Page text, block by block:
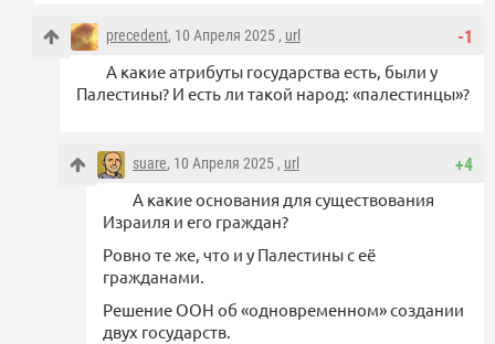
-1
precedent, 10 Апреля 2025 , url
А какие атрибуты государства есть, были у
Палестины? И есть ли такой народ: «палестинцы»?
+4
suare, 10 Апреля 2025 , url
А какие основания для существования
Израиля и его граждан?
Ровно те же, что и у Палестины с её
гражданами.
Решение ООН об «одновременном» создании
двух государств.